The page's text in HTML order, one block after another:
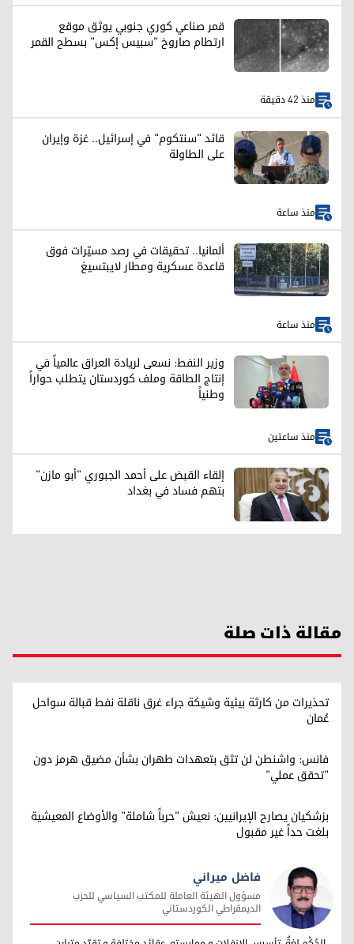
قمر صناعي كوري جنوبي يوثق موقع
ارتطام صاروخ "سبيس إكس" بسطح القمر
منذ 42 دقيقة
قائد "سنتكوم" في إسرائيل.. غزة وإيران
على الطاولة
منذ ساعة
ألمانيا.. تحقيقات في رصد مسيّرات فوق
قاعدة عسكرية ومطار لايبتسيغ
منذ ساعة
وزير النفط: نسعى لريادة العراق عالمياً في
إنتاج الطاقة وملف كوردستان يتطلب حواراً
وطنياً
منذ ساعتين
إلقاء القبض على أحمد الجبوري "أبو مازن"
بتهم فساد في بغداد
مقالة ذات صلة
تحذيرات من كارثة بيئية وشيكة جراء غرق ناقلة نفط قبالة سواحل
عُمان
فانس: واشنطن لن تثق بتعهدات طهران بشأن مضيق هرمز دون
"تحقق عملي"
بزشكيان يصارح الإيرانيين: نعيش "حرباً شاملة" والأوضاع المعيشية
بلغت حداً غير مقبول
فاضل ميراني
فاضل ميراني
مسؤول الهيئة العاملة للمكتب السياسي للحزب
الديمقراطي الكوردستاني